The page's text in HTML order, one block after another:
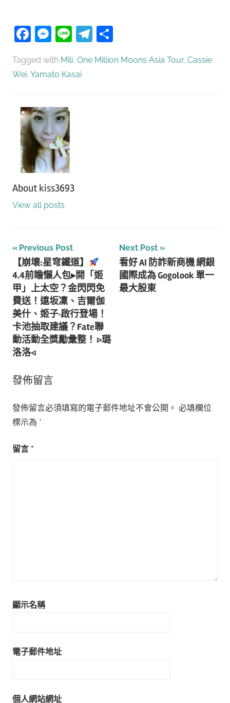
Facebook
Messenger
LineTelegram
Tagged with Mili, One Million Moons Asia Tour, Cassie
Wei, Yamato Kasai
About kiss3693
View all posts
文
章
導
覽
Previous Post
【崩壞:星穹鐵道】
4.4前瞻懶人包▸開「姬
甲」上太空？金閃閃免
費送！遠坂凜、吉爾伽
美什、姬子·啟行登場！
卡池抽取建議？Fate聯
動活動全獎勵彙整！ ▹璐
洛洛◃
Next Post
看好 AI 防詐新商機 網銀
國際成為 Gogolook 單一
最大股東
發佈留言
發佈留言必須填寫的電子郵件地址不會公開。 必填欄位
標示為 *
留言 *
顯示名稱
電子郵件地址
個人網站網址